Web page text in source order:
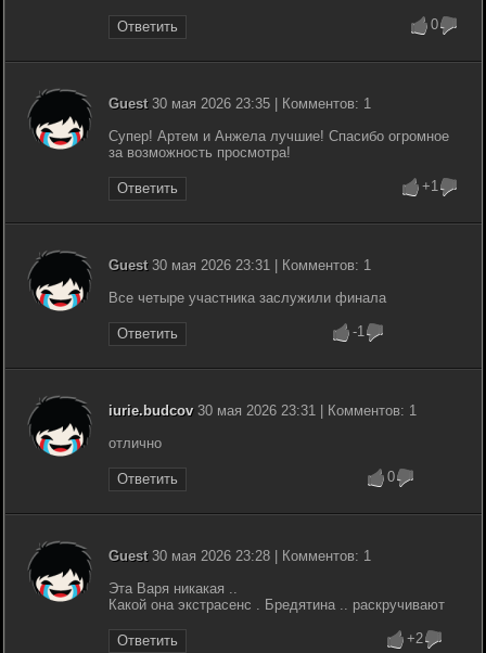
Ответить 0
Guest30 мая 2026 23:35 | Комментов: 1
Супер! Артем и Анжела лучшие! Спасибо огромное
за возможность просмотра!
Ответить +1
Guest30 мая 2026 23:31 | Комментов: 1
Все четыре участника заслужили финала
Ответить -1
iurie.budcov30 мая 2026 23:31 | Комментов: 1
отлично
Ответить 0
Guest30 мая 2026 23:28 | Комментов: 1
Эта Варя никакая ..
Какой она экстрасенс . Бредятина .. раскручивают
Ответить +2